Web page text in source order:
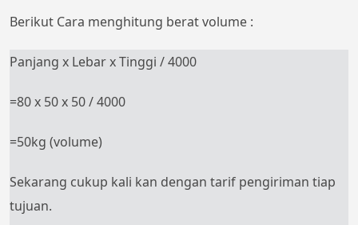
Berikut Cara menghitung berat volume :
Panjang x Lebar x Tinggi / 4000
=80 x 50 x 50 / 4000
=50kg (volume)
Sekarang cukup kali kan dengan tarif pengiriman tiap
tujuan.